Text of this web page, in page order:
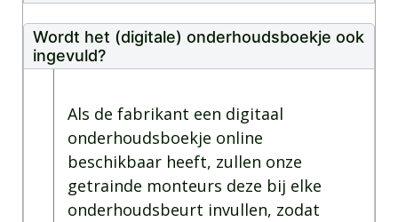
Wordt het (digitale) onderhoudsboekje ook
ingevuld?
Als de fabrikant een digitaal
onderhoudsboekje online
beschikbaar heeft, zullen onze
getrainde monteurs deze bij elke
onderhoudsbeurt invullen, zodat